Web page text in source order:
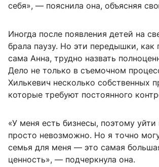
себя», — пояснила она, объясняя
Иногда после появления детей на
брала паузу. Но эти передышки, как
сама Анна, трудно назвать
Дело не только в съемочном
Хилькевич несколько собственных
которые требуют постоянного
«У меня есть бизнесы, поэтому уйти
просто невозможно. Но я точно
семья для меня — это самая
ценность», — подчеркнула она.